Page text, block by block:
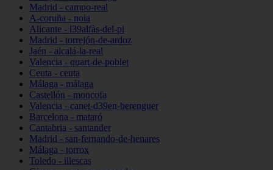
Madrid - campo-real
A-coruña - noia
Alicante - l39alfàs-del-pi
Madrid - torrejón-de-ardoz
Jaén - alcalá-la-real
Valencia - quart-de-poblet
Ceuta - ceuta
Málaga - málaga
Castellón - moncofa
Valencia - canet-d39en-berenguer
Barcelona - mataró
Cantabria - santander
Madrid - san-fernando-de-henares
Málaga - torrox
Toledo - illescas